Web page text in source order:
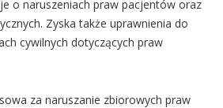
o naruszeniach praw pacjentów oraz
Zyska także uprawnienia do
cywilnych dotyczących praw
za naruszanie zbiorowych praw